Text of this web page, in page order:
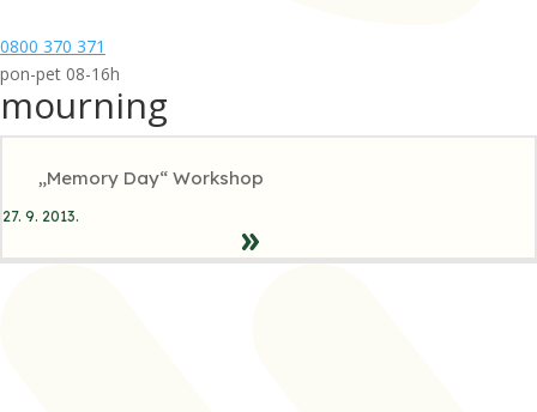
0800 370 371
pon-pet 08-16h
mourning
„Memory Day“ Workshop
27. 9. 2013.